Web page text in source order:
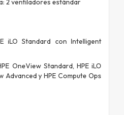
2 ventiladores estándar
iLO Standard con Intelligent
OneView Standard, HPE iLO
Advanced y HPE Compute Ops